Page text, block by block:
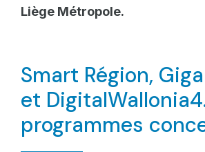
Liège Métropole.
Smart Région,
et
programmes